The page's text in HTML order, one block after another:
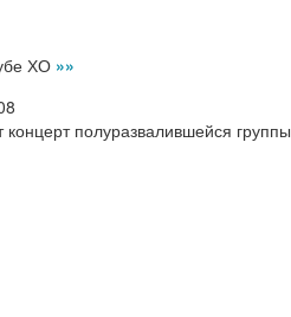
ХО »»
полуразвалившейся группы